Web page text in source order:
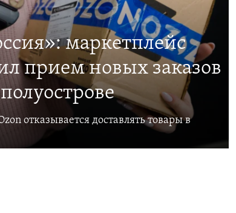
маркетплейс
прием новых заказов
отказывается доставлять товары в